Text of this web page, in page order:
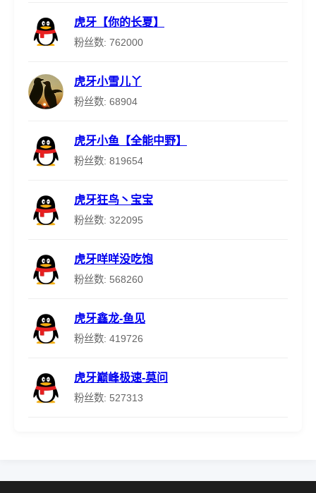
虎牙【你的长夏】
粉丝数: 762000
虎牙小雪儿丫
粉丝数: 68904
虎牙小鱼【全能中野】
粉丝数: 819654
虎牙狂鸟丶宝宝
粉丝数: 322095
虎牙咩咩没吃饱
粉丝数: 568260
虎牙鑫龙-鱼见
粉丝数: 419726
虎牙巅峰极速-莫问
粉丝数: 527313